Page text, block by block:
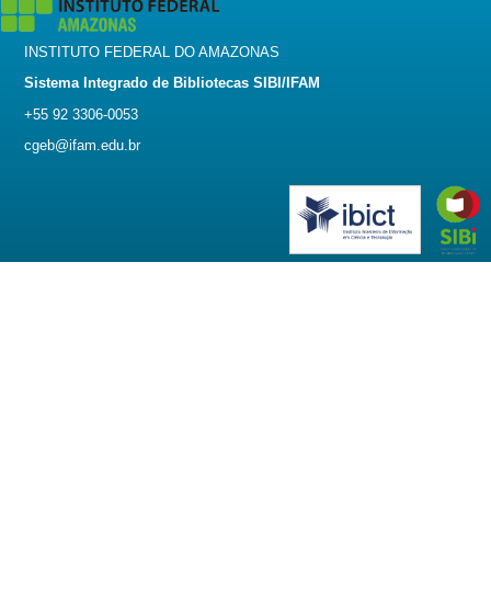
INSTITUTO FEDERAL DO AMAZONAS
Sistema Integrado de Bibliotecas SIBI/IFAM
+55 92 3306-0053
cgeb@ifam.edu.br